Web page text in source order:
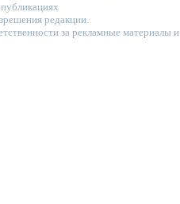
редакции.
за рекламные материалы